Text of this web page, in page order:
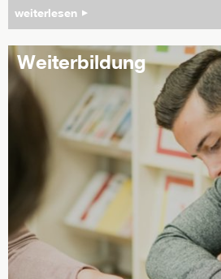
weiterlesen
Weiterbildung